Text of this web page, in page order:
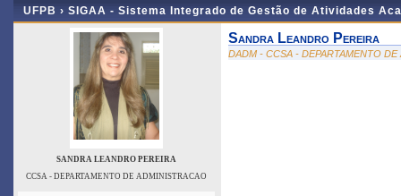
UFPB › SIGAA - Sistema Integrado de Gestão de Atividades
SANDRA LEANDRO PEREIRA
CCSA - DEPARTAMENTO DE ADMINISTRACAO
Sandra Leandro Pereira
DADM - CCSA - DEPARTAMENTO